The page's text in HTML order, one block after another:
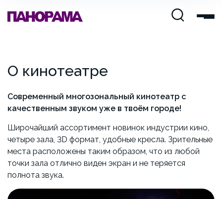
О кинотеатре
Современный многозональный кинотеатр с
качественным звуком уже в твоём городе!
Широчайший ассортимент новинок индустрии кино,
четыре зала, 3D формат, удобные кресла. Зрительные
места расположены таким образом, что из любой
точки зала отлично виден экран и не теряется
полнота звука.